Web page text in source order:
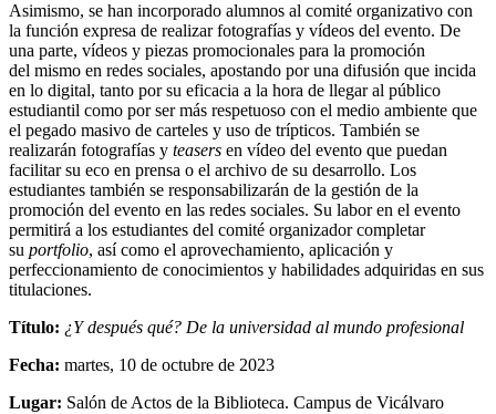
Asimismo, se han incorporado alumnos al comité organizativo con
la función expresa de realizar fotografías y vídeos del evento. De
una parte, vídeos y piezas promocionales para la promoción
del mismo en redes sociales, apostando por una difusión que incida
en lo digital, tanto por su eficacia a la hora de llegar al público
estudiantil como por ser más respetuoso con el medio ambiente que
el pegado masivo de carteles y uso de trípticos. También se
realizarán fotografías y teasers en vídeo del evento que puedan
facilitar su eco en prensa o el archivo de su desarrollo. Los
estudiantes también se responsabilizarán de la gestión de la
promoción del evento en las redes sociales. Su labor en el evento
permitirá a los estudiantes del comité organizador completar
su portfolio, así como el aprovechamiento, aplicación y
perfeccionamiento de conocimientos y habilidades adquiridas en sus
titulaciones.
Título: ¿Y después qué? De la universidad al mundo profesional
Fecha: martes, 10 de octubre de 2023
Lugar: Salón de Actos de la Biblioteca. Campus de Vicálvaro